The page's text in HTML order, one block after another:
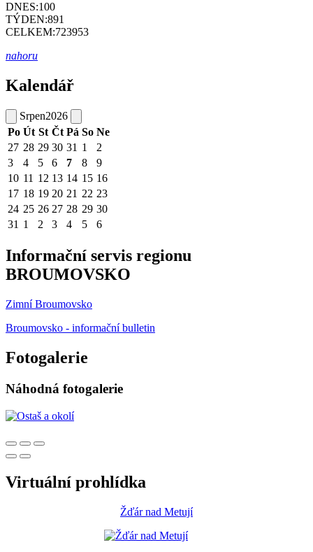
DNES:100
TÝDEN:891
CELKEM:723953
nahoru
Kalendář
Srpen2026
Po Út St Čt Pá So Ne
27 28 29 30 31 1
2
3
4 5 6 7 8
9
10 11 12 13 14 15 16
17 18 19 20 21 22 23
24 25 26 27 28 29 30
31 1 2 3 4 5 6
Informační servis regionu
BROUMOVSKO
Zimní Broumovsko
Broumovsko - informační bulletin
Fotogalerie
Náhodná fotogalerie
Virtuální prohlídka
Žďár nad Metují